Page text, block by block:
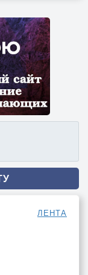
ЛЕНТА